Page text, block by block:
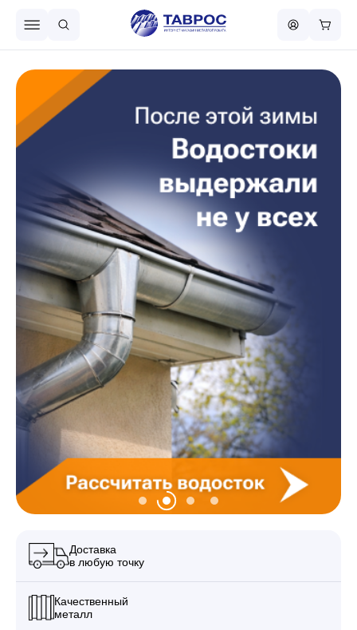
Назад в меню
Профнастил
Металлочерепица
Металлический штакетник
Чёрный металлопрокат
Сваи винтовые
Забор
Кровля
Водосточная система
Профили для гипсокартона
Дача и сад
Доставка
в любую точку
Качественный
металл